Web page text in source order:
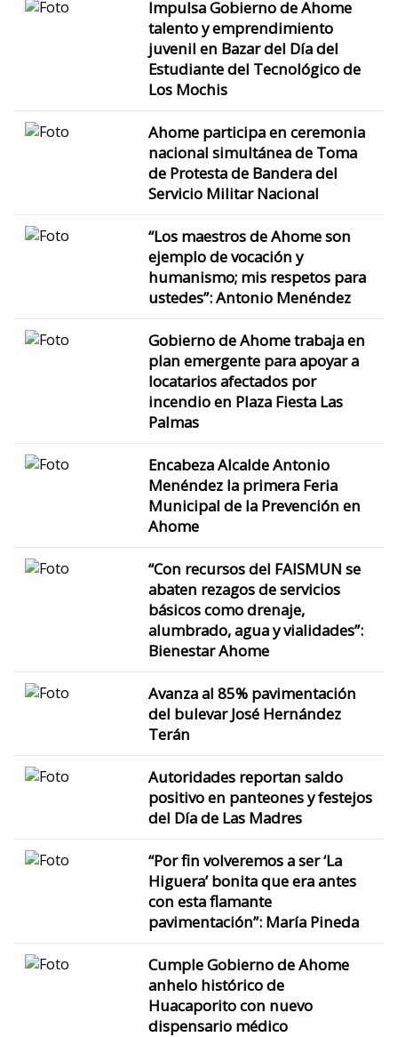
Impulsa Gobierno de Ahome
talento y emprendimiento
juvenil en Bazar del Día del
Estudiante del Tecnológico de
Los Mochis
Ahome participa en ceremonia
nacional simultánea de Toma
de Protesta de Bandera del
Servicio Militar Nacional
“Los maestros de Ahome son
ejemplo de vocación y
humanismo; mis respetos para
ustedes”: Antonio Menéndez
Gobierno de Ahome trabaja en
plan emergente para apoyar a
locatarios afectados por
incendio en Plaza Fiesta Las
Palmas
Encabeza Alcalde Antonio
Menéndez la primera Feria
Municipal de la Prevención en
Ahome
“Con recursos del FAISMUN se
abaten rezagos de servicios
básicos como drenaje,
alumbrado, agua y vialidades”:
Bienestar Ahome
Avanza al 85% pavimentación
del bulevar José Hernández
Terán
Autoridades reportan saldo
positivo en panteones y festejos
del Día de Las Madres
“Por fin volveremos a ser ‘La
Higuera’ bonita que era antes
con esta flamante
pavimentación”: María Pineda
Cumple Gobierno de Ahome
anhelo histórico de
Huacaporito con nuevo
dispensario médico